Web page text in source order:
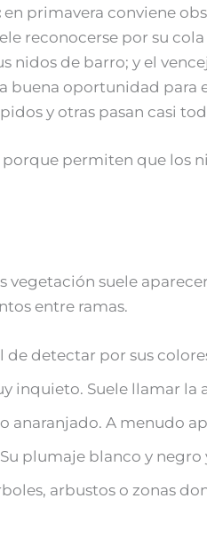
en primavera conviene
reconocerse por su
nidos de barro; y el
buena oportunidad para
y otras pasan casi
porque permiten que
vegetación suele
entre ramas.
de detectar por sus
inquieto. Suele llamar la
anaranjado. A menudo
plumaje blanco y
arbustos o zonas